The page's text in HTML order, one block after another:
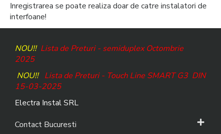
Inregistrarea se poate realiza doar de catre instalatori de
interfoane!
NOU!! Lista de Preturi - semiduplex Octombrie
2025
NOU!! Lista de Preturi - Touch Line SMART G3DIN
15-03-2025
Electra Instal SRL
Contact Bucuresti